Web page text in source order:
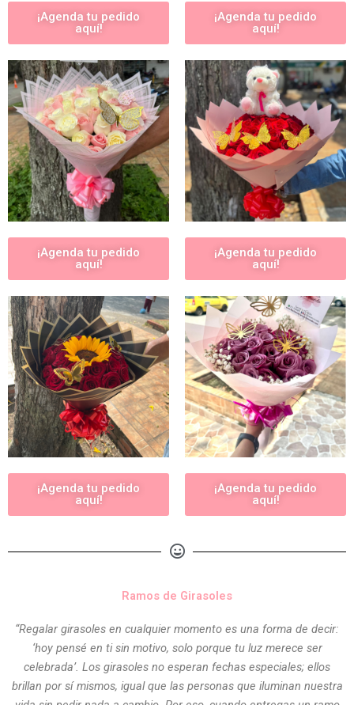
¡Agenda tu pedido
aquí!
¡Agenda tu pedido
aquí!
¡Agenda tu pedido
aquí!
¡Agenda tu pedido
aquí!
¡Agenda tu pedido
aquí!
¡Agenda tu pedido
aquí!
Ramos de Girasoles
“Regalar girasoles en cualquier momento es una forma de decir:
‘hoy pensé en ti sin motivo, solo porque tu luz merece ser
celebrada’. Los girasoles no esperan fechas especiales; ellos
brillan por sí mismos, igual que las personas que iluminan nuestra